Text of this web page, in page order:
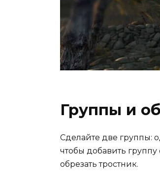
Группы и
Сделайте две группы:
чтобы добавить группу
обрезать тростник.